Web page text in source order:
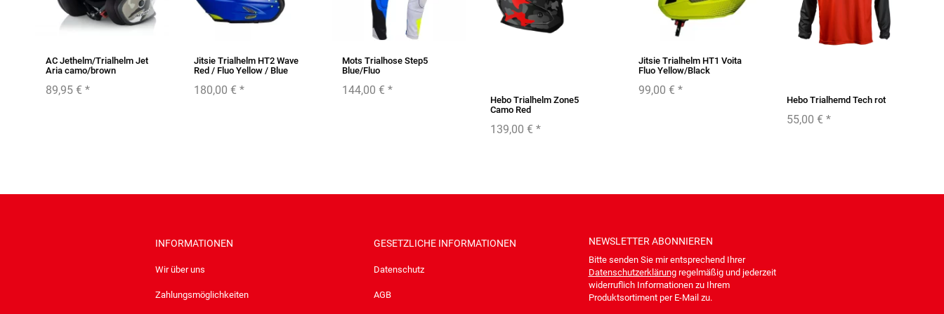
AC Jethelm/Trialhelm Jet
Aria camo/brown
89,95 € *
Jitsie Trialhelm HT2 Wave
Red / Fluo Yellow / Blue
180,00 € *
Mots Trialhose Step5
Blue/Fluo
144,00 € *
Hebo Trialhelm Zone5
Camo Red
139,00 € *
Jitsie Trialhelm HT1 Voita
Fluo Yellow/Black
99,00 € *
Hebo Trialhemd Tech rot
55,00 € *
INFORMATIONEN
Wir über uns
Zahlungsmöglichkeiten
GESETZLICHE INFORMATIONEN
Datenschutz
AGB
NEWSLETTER ABONNIEREN
Bitte senden Sie mir entsprechend Ihrer
Datenschutzerklärungregelmäßig und jederzeit
widerruflich Informationen zu Ihrem
Produktsortiment per E-Mail zu.